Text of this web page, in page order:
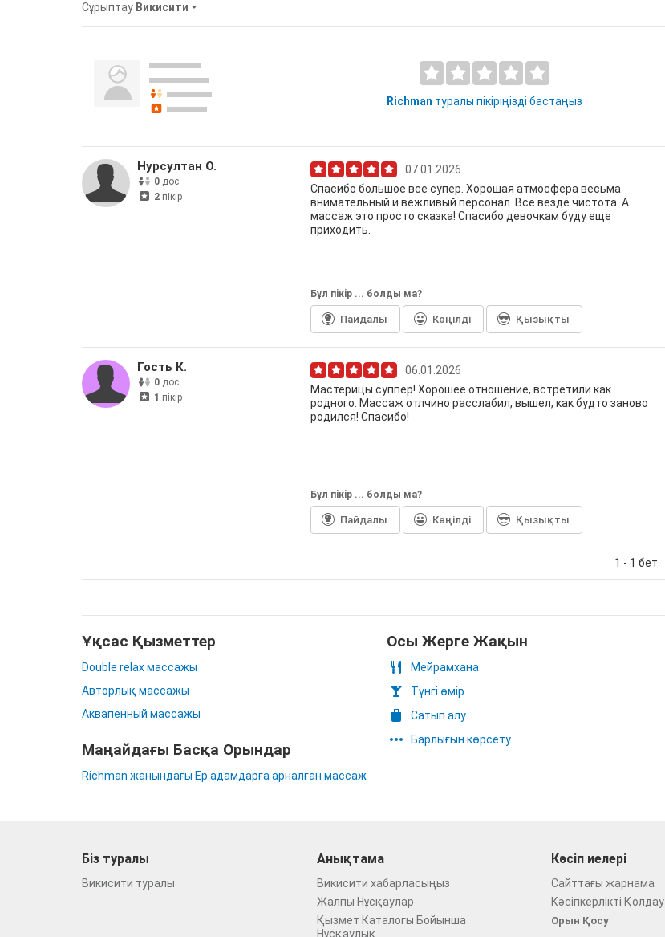
Сұрыптау Викисити
Richman туралы пікіріңізді бастаңыз
Нурсултан О.
0 дос
2 пікір
07.01.2026
Спасибо большое все супер. Хорошая атмосфера весьма
внимательный и вежливый персонал. Все везде чистота. А
массаж это просто сказка! Спасибо девочкам буду еще
приходить.
Бұл пiкiр ... болды ма?
Пайдалы Көңілді Қызықты
Гость К.
0 дос
1 пікір
06.01.2026
Мастерицы суппер! Хорошее отношение, встретили как
родного. Массаж отлчино расслабил, вышел, как будто заново
родился! Спасибо!
Бұл пiкiр ... болды ма?
Пайдалы Көңілді Қызықты
1 - 1 бет
Ұқсас Қызметтер
Double relax массажы
Авторлық массажы
Аквапенный массажы
Маңайдағы Басқа Орындар
Richman жанындағы Ер адамдарға арналған массаж
Осы Жерге Жақын
Мейрамхана
Түнгі өмір
Сатып алу
Барлығын көрсету
Біз туралы
Викисити туралы
Анықтама
Викисити хабарласыңыз
Жалпы Нұсқаулар
Қызмет Каталогы Бойынша
Нұсқаулық
Кәсіп иелері
Сайттағы жарнама
Кәсіпкерлікті Қолдау
Орын Қосу